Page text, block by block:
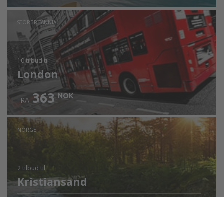
STORBRITANNIA
10 tilbudtil
London
FRA 363 NOK
NORGE
2 tilbud til
Kristiansand